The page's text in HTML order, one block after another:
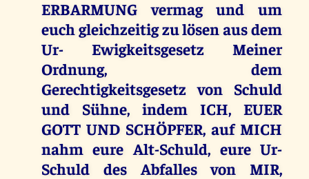
ERBARMUNG vermag und um
euch gleichzeitig zu lösen aus dem
Ur- Ewigkeitsgesetz Meiner
Ordnung, dem
Gerechtigkeitsgesetz von Schuld
und Sühne, indem ICH, EUER
GOTT UND SCHÖPFER, auf MICH
nahm eure Alt-Schuld, eure Ur-
Schuld des Abfalles von MIR,